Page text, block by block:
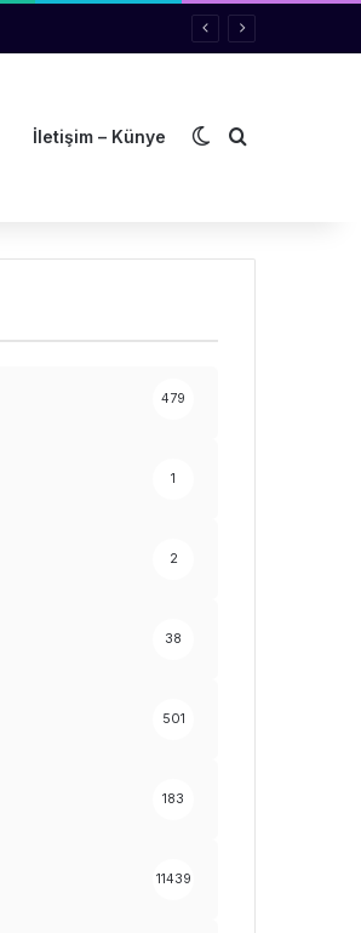
İletişim – Künye Dış görünümü
Arama yap
479
1
2
38
501
183
11439